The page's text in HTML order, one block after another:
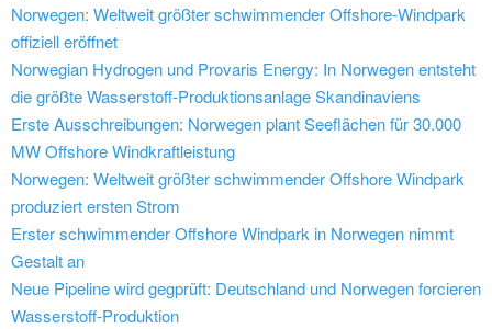
Norwegen: Weltweit größter schwimmender Offshore-Windpark
offiziell eröffnet
Norwegian Hydrogen und Provaris Energy: In Norwegen entsteht
die größte Wasserstoff-Produktionsanlage Skandinaviens
Erste Ausschreibungen: Norwegen plant Seeflächen für 30.000
MW Offshore Windkraftleistung
Norwegen: Weltweit größter schwimmender Offshore Windpark
produziert ersten Strom
Erster schwimmender Offshore Windpark in Norwegen nimmt
Gestalt an
Neue Pipeline wird gegprüft: Deutschland und Norwegen forcieren
Wasserstoff-Produktion